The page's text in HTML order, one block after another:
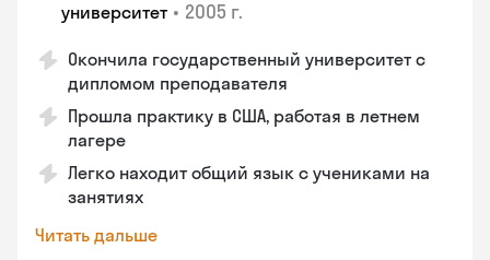
университет • 2005 г.
Окончила государственный университет с
дипломом преподавателя
Прошла практику в США, работая в летнем
лагере
Легко находит общий язык с учениками на
занятиях
Читать дальше